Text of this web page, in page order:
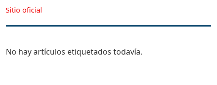
Sitio oficial
No hay artículos etiquetados todavía.